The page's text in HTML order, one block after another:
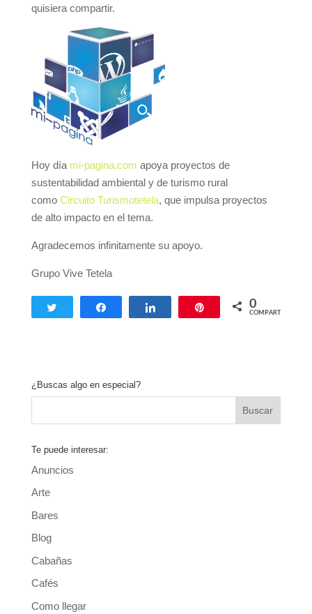
quisiera compartir.
Hoy día mi-pagina.com apoya proyectos de
sustentabilidad ambiental y de turismo rural
como Circuito Turismotetela, que impulsa proyectos
de alto impacto en el tema.
Agradecemos infinitamente su apoyo.
Grupo Vive Tetela
Twittear Compartir Compartir 0
COMPARTIR
¿Buscas algo en especial?
Te puede interesar:
Anuncios
Arte
Bares
Blog
Cabañas
Cafés
Como llegar